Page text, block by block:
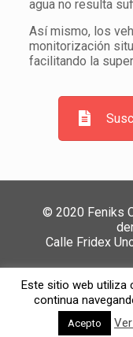
agua no resulta
Así mismo, los
monitorización
facilitando la
© 2020 Feniks
Calle Fridex
Política de
medio
Este sitio web utiliza
continua
Acepto